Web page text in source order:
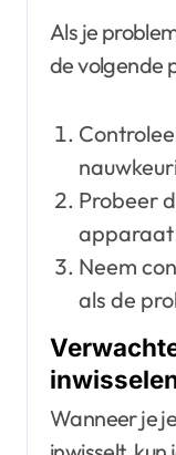
Als je
de volgende
Probeer
apparaat
Neem
als de
Wanneer je